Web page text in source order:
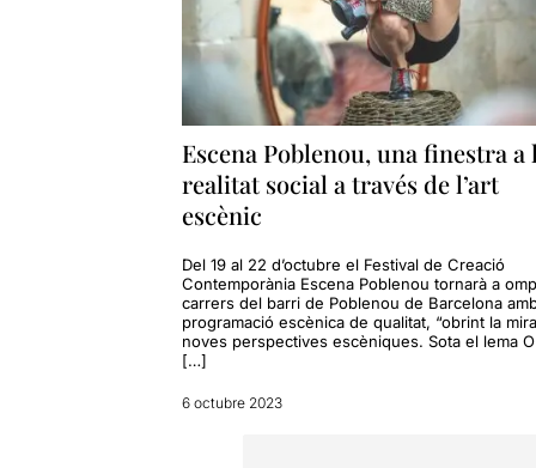
Escena Poblenou, una finestra a
realitat social a través de l’art
escènic
Del 19 al 22 d’octubre el Festival de Creació
Contemporània Escena Poblenou tornarà a
carrers del barri de Poblenou de Barcelona
programació escènica de qualitat, “obrint la
noves perspectives escèniques. Sota el lema
[…]
6 octubre 2023